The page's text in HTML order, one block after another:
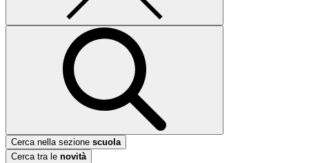
Cerca nella sezione scuola
Cerca tra le novità